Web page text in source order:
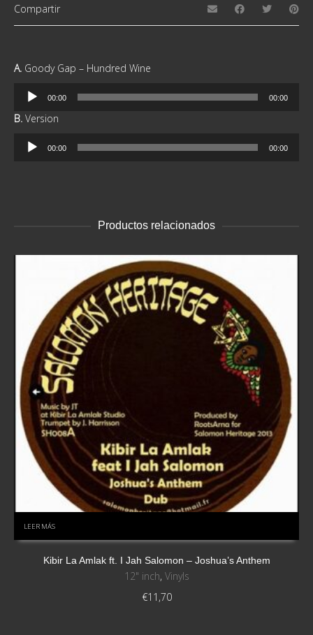
Compartir
A. Goody Gap – Hundred Wine
Reproductor
audio
00:00 00:00
B. Version
Reproductor
00:00 00:00
Productos relacionados
LEER MÁS
Kibir La Amlak ft. I Jah Salomon – Joshua’s Anthem
12" inch, Vinyls
€11,70